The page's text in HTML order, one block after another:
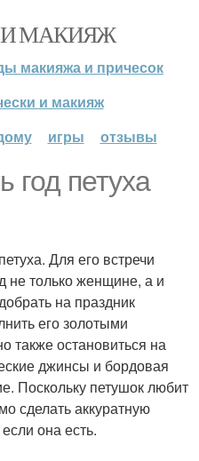
МАКИЯЖ
макияжа и причесок
и макияж
игры отзывы
год петуха
Для его встречи
не только женщине, а и
на праздник
его золотыми
также остановиться на
джинсы и бордовая
Поскольку петушок любит
сделать аккуратную
она есть.